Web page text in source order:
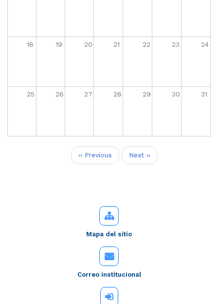
18 19 20 21 22 23 24
25 26 27 28 29 30 31
‹‹ Previous Next ››
Mapa del sitio
Correo institucional